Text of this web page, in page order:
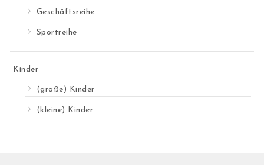
Geschäftsreihe
Sportreihe
Kinder
(große) Kinder
(kleine) Kinder